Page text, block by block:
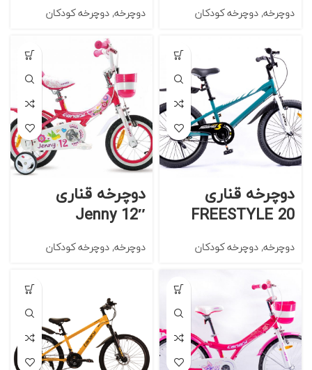
دوچرخه, دوچرخه کودکان دوچرخه, دوچرخه کودکان
دوچرخه قناری
FREESTYLE 20
دوچرخه, دوچرخه کودکان
دوچرخه قناری
Jenny 12″
دوچرخه, دوچرخه کودکان